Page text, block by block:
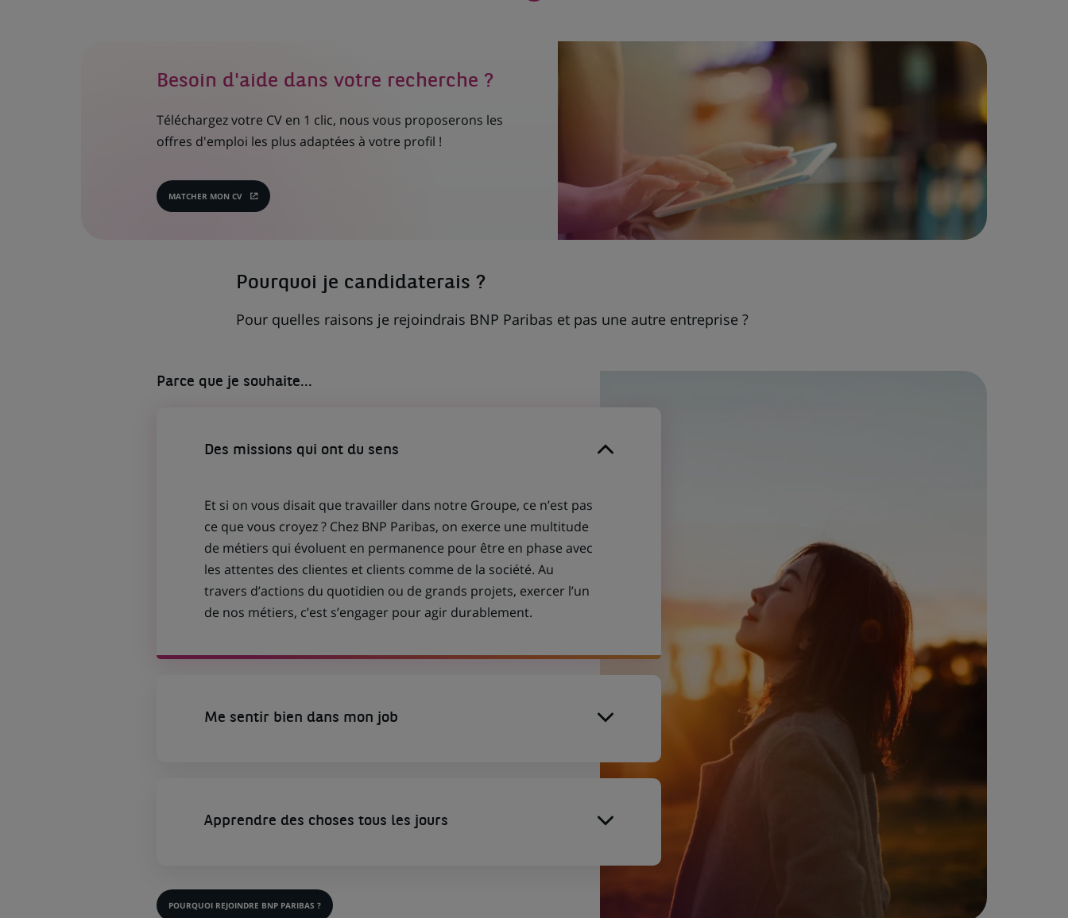
Besoin d'aide dans votre recherche ?
Téléchargez votre CV en 1 clic, nous vous proposerons les
offres d'emploi les plus adaptées à votre profil !
MATCHER MON CV
(CE
Pourquoi je candidaterais ?
Pour quelles raisons je rejoindrais BNP Paribas et pas une autre entreprise ?
Parce que je souhaite...
Des missions qui ont du sens
Et si on vous disait que travailler dans notre Groupe, ce n’est pas
ce que vous croyez ? Chez BNP Paribas, on exerce une multitude
de métiers qui évoluent en permanence pour être en phase avec
les attentes des clientes et clients comme de la société. Au
travers d’actions du quotidien ou de grands projets, exercer l’un
de nos métiers, c’est s’engager pour agir durablement.
Me sentir bien dans mon job
Apprendre des choses tous les jours
POURQUOI REJOINDRE BNP PARIBAS ?